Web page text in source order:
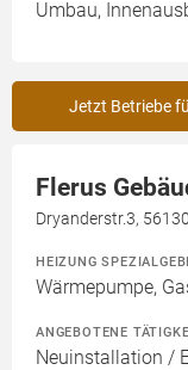
Umbau,
Jetzt Betriebe
Flerus
Dryanderstr.3,
HEIZUNG
Wärmepumpe,
ANGEBOTENE
Neuinstallation /